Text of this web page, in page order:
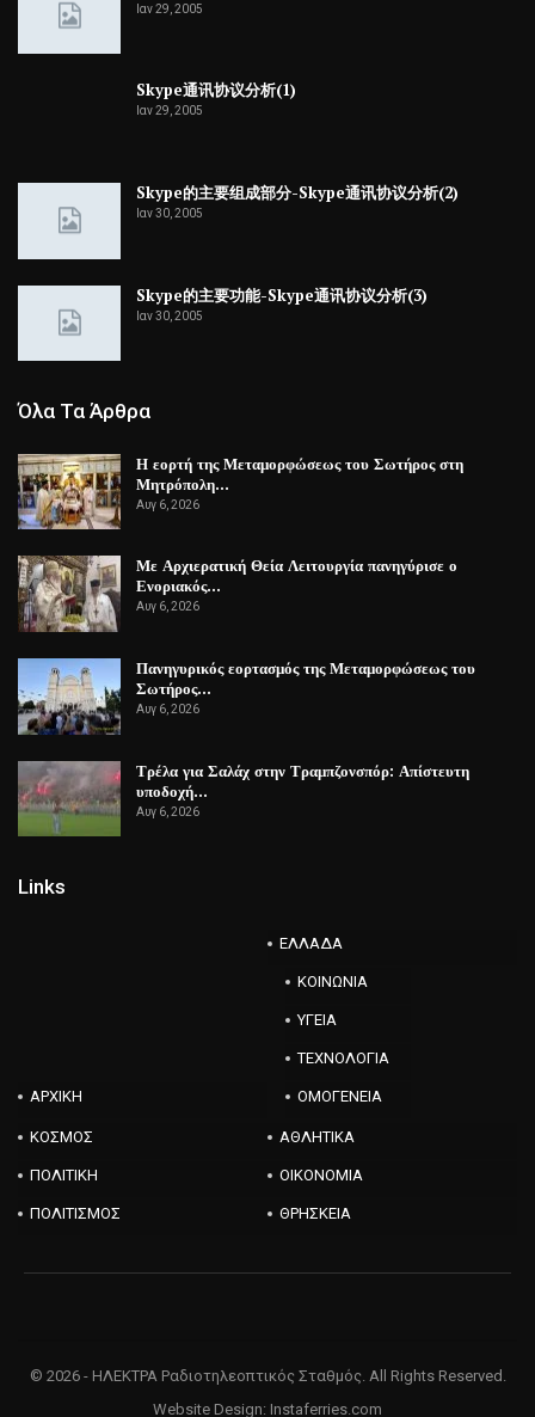
Ιαν 29, 2005
Skype通讯协议分析(1)
Ιαν 29, 2005
Skype的主要组成部分-Skype通讯协议分析(2)
Ιαν 30, 2005
Skype的主要功能-Skype通讯协议分析(3)
Ιαν 30, 2005
Όλα Τα Άρθρα
Η εορτή της Μεταμορφώσεως του Σωτήρος στη
Μητρόπολη…
Αυγ 6, 2026
Με Αρχιερατική Θεία Λειτουργία πανηγύρισε ο
Ενοριακός…
Αυγ 6, 2026
Πανηγυρικός εορτασμός της Μεταμορφώσεως του
Σωτήρος…
Αυγ 6, 2026
Τρέλα για Σαλάχ στην Τραμπζονσπόρ: Απίστευτη
υποδοχή…
Αυγ 6, 2026
Links
ΑΡΧΙΚΗ
ΕΛΛΑΔΑ
ΚΟΙΝΩΝΙΑ
ΥΓΕΙΑ
ΤΕΧΝΟΛΟΓΙΑ
ΟΜΟΓΕΝΕΙΑ
ΚΟΣΜΟΣ ΑΘΛΗΤΙΚΑ
ΠΟΛΙΤΙΚΗ ΟΙΚΟΝΟΜΙΑ
ΠΟΛΙΤΙΣΜΟΣ ΘΡΗΣΚΕΙΑ
© 2026 - ΗΛΕΚΤΡΑ Ραδιοτηλεοπτικός Σταθμός. All Rights Reserved.
Website Design: Instaferries.com